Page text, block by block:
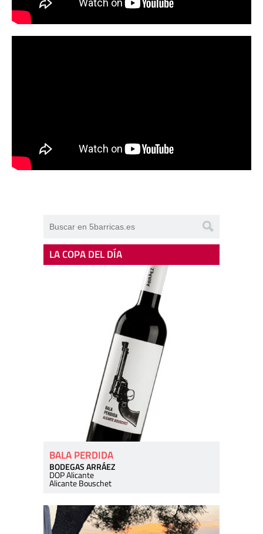
LA COPA DEL DÍA
BALA PERDIDA
BODEGAS ARRÁEZ
DOP Alicante
Alicante Bouschet